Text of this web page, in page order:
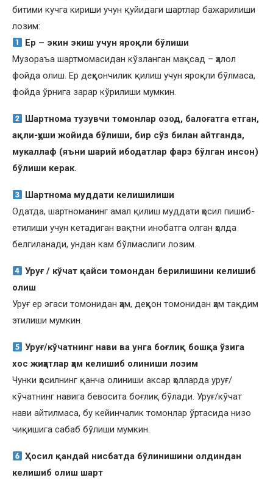
битими кучга кириши учун қуйидаги шартлар бажарилиши
лозим:
Ер – экин экиш учун яроқли бўлиши
Музораъа шартмомасидан кўзланган мақсад – ҳалол
фойда олиш. Ер деҳқончилик қилиш учун яроқли бўлмаса,
фойда ўрнига зарар кўрилиши мумкин.
Шартнома тузувчи томонлар озод, балоғатга етган,
ақли-ҳуши жойида бўлиши, бир сўз билан айтганда,
мукаллаф (яъни шарий ибодатлар фарз бўлган инсон)
бўлиши керак.
Шартнома муддати келишилиши
Одатда, шартноманинг амал қилиш муддати ҳосил пишиб-
етилиши учун кетадиган вақтни инобатга олган ҳолда
белгиланади, ундан кам бўлмаслиги лозим.
Уруғ / кўчат қайси томондан берилишини келишиб
олиш
Уруғ ер эгаси томонидан ҳам, деҳқон томонидан ҳам тақдим
этилиши мумкин.
Уруғ/кўчатнинг нави ва унга боғлиқ бошқа ўзига
хос жиҳатлар ҳам келишиб олиниши лозим
Чунки ҳосилнинг қанча олиниши аксар ҳолларда уруғ/
кўчатнинг навига бевосита боғлиқ бўлади. Уруғ/кўчат
нави айтилмаса, бу кейинчалик томонлар ўртасида низо
чиқишига сабаб бўлиши мумкин.
Ҳосил қандай нисбатда бўлинишини олдиндан
келишиб олиш шарт